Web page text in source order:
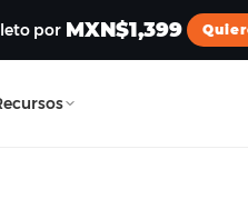
por MXN$1,399